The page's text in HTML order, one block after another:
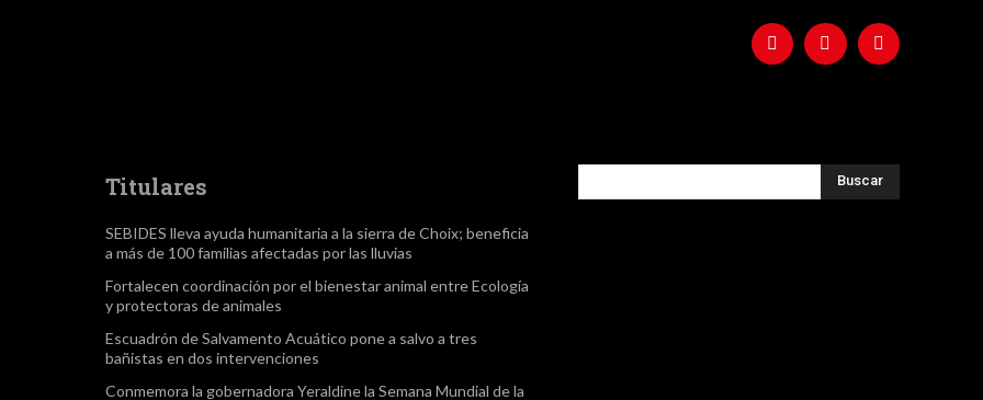
Titulares
SEBIDES lleva ayuda humanitaria a la sierra de Choix; beneficia
a más de 100 familias afectadas por las lluvias
Fortalecen coordinación por el bienestar animal entre Ecología
y protectoras de animales
Escuadrón de Salvamento Acuático pone a salvo a tres
bañistas en dos intervenciones
Conmemora la gobernadora Yeraldine la Semana Mundial de la
Buscar